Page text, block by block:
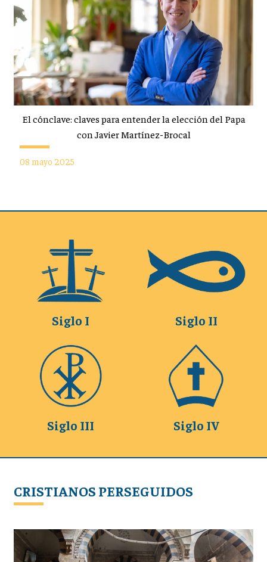
El cónclave: claves para entender la elección del Papa
con Javier Martínez-Brocal
08 mayo 2025
Siglo I Siglo II
Siglo III Siglo IV
CRISTIANOS PERSEGUIDOS